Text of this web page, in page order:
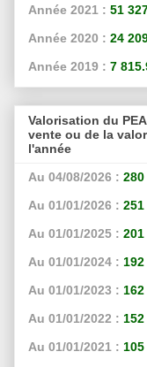
Année 2021 : 51
Année 2020 : 24
Année 2019 : 7
Valorisation du
vente ou de la
l'année
Au 04/08/2026 : 280
Au 01/01/2026 : 251
Au 01/01/2025 : 201
Au 01/01/2024 : 192
Au 01/01/2023 : 162
Au 01/01/2022 : 152
Au 01/01/2021 : 105